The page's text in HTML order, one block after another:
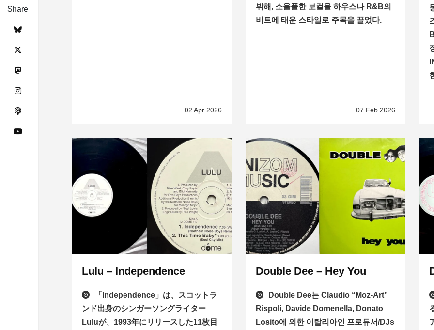
Share
02 Apr 2026
뷔해, 소울풀한 보컬을 하우스나 R&B의
비트에 태운 스타일로 주목을 끌었다.
07 Feb 2026
Lulu – Independence
「Independence」は、スコットラ
ンド出身のシンガーソングライター
Luluが、1993年にリリースした11枚目
Double Dee – Hey You
Double Dee는 Claudio “Moz-Art”
Rispoli, Davide Domenella, Donato
Losito에 의한 이탈리아인 프로듀서/DJs